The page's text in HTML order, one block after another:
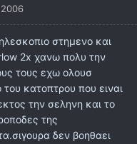
2006
στημενο και
2x χανω πολυ την
τους εχω ολουσ
κατοπτρου που ειναι
την σεληνη και το
της
δεν βοηθαει